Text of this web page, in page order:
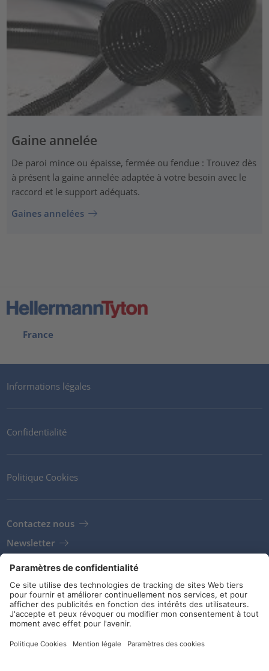
Gaine annelée
De paroi mince ou épaisse, fermée ou fendue : Trouvez dès
à présent la gaine annelée adaptée à votre besoin avec le
raccord et le support adéquats.
Gaines annelées
France
Informations légales
Confidentialité
Politique Cookies
Contactez nous
Newsletter
Clients
Fournisseurs
Conditions de stockage
Réseaux sociaux